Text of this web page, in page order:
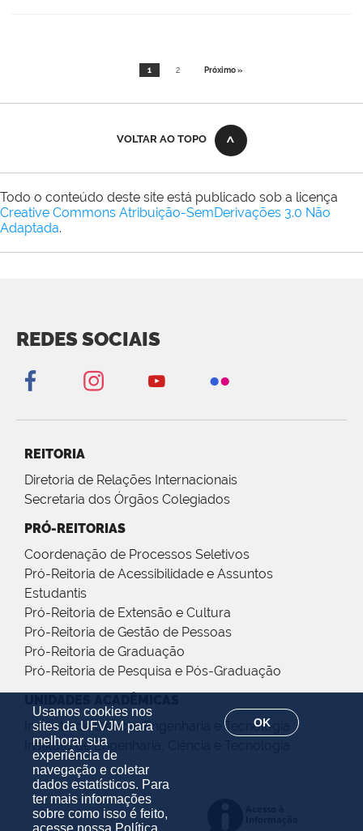
Usamos cookies nos
sites da UFVJM para
melhorar sua
experiência de
navegação e coletar
dados estatísticos. Para
ter mais informações
sobre como isso é feito,
acesse nossa Política
OK
1 2 Próximo »
VOLTAR AO TOPO
Todo o conteúdo deste site está publicado sob a licença
Creative Commons Atribuição-SemDerivações 3.0 Não
Adaptada.
REDES SOCIAIS
REITORIA
Diretoria de Relações Internacionais
Secretaria dos Órgãos Colegiados
PRÓ-REITORIAS
Coordenação de Processos Seletivos
Pró-Reitoria de Acessibilidade e Assuntos
Estudantis
Pró-Reitoria de Extensão e Cultura
Pró-Reitoria de Gestão de Pessoas
Pró-Reitoria de Graduação
Pró-Reitoria de Pesquisa e Pós-Graduação
Instituto de Ciência, Engenharia e Tecnologia
Instituto de Engenharia, Ciência e Tecnologia